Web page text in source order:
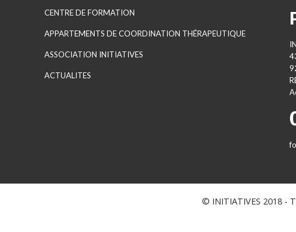
CENTRE DE FORMATION
APPARTEMENTS DE COORDINATION THÉRAPEUTIQUE
ASSOCIATION INITIATIVES
ACTUALITES
© INITIATIVES 2018 -